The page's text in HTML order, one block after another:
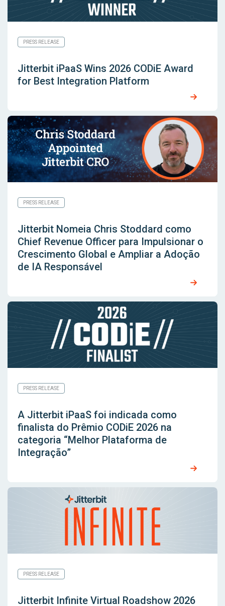
PRESS RELEASE
Jitterbit iPaaS Wins 2026 CODiE Award
for Best Integration Platform
PRESS RELEASE
Jitterbit Nomeia Chris Stoddard como
Chief Revenue Officer para Impulsionar o
Crescimento Global e Ampliar a Adoção
de IA Responsável
PRESS RELEASE
A Jitterbit iPaaS foi indicada como
finalista do Prêmio CODiE 2026 na
categoria “Melhor Plataforma de
Integração”
PRESS RELEASE
Jitterbit Infinite Virtual Roadshow 2026